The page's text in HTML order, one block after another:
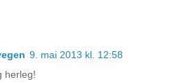
9. mai 2013 kl. 12:58
herleg!